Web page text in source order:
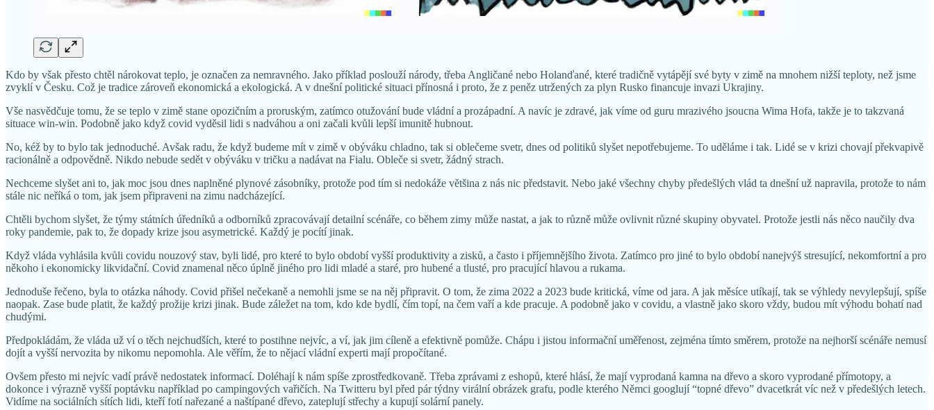
Kdo by však přesto chtěl nárokovat teplo, je označen za nemravného. Jako příklad poslouží národy, třeba Angličané nebo Holanďané, které tradičně vytápějí své byty v zimě na mnohem nižší teploty, než jsme
zvyklí v Česku. Což je tradice zároveň ekonomická a ekologická. A v dnešní politické situaci přínosná i proto, že z peněz utržených za plyn Rusko financuje invazi Ukrajiny.
Vše nasvědčuje tomu, že se teplo v zimě stane opozičním a proruským, zatímco otužování bude vládní a prozápadní. A navíc je zdravé, jak víme od guru mrazivého jsoucna Wima Hofa, takže je to takzvaná
situace win-win. Podobně jako když covid vyděsil lidi s nadváhou a oni začali kvůli lepší imunitě hubnout.
No, kéž by to bylo tak jednoduché. Avšak radu, že když budeme mít v zimě v obýváku chladno, tak si oblečeme svetr, dnes od politiků slyšet nepotřebujeme. To uděláme i tak. Lidé se v krizi chovají překvapivě
racionálně a odpovědně. Nikdo nebude sedět v obýváku v tričku a nadávat na Fialu. Obleče si svetr, žádný strach.
Nechceme slyšet ani to, jak moc jsou dnes naplněné plynové zásobníky, protože pod tím si nedokáže většina z nás nic představit. Nebo jaké všechny chyby předešlých vlád ta dnešní už napravila, protože to nám
stále nic neříká o tom, jak jsem připraveni na zimu nadcházející.
Chtěli bychom slyšet, že týmy státních úředníků a odborníků zpracovávají detailní scénáře, co během zimy může nastat, a jak to různě může ovlivnit různé skupiny obyvatel. Protože jestli nás něco naučily dva
roky pandemie, pak to, že dopady krize jsou asymetrické. Každý je pocítí jinak.
Když vláda vyhlásila kvůli covidu nouzový stav, byli lidé, pro které to bylo období vyšší produktivity a zisků, a často i příjemnějšího života. Zatímco pro jiné to bylo období nanejvýš stresující, nekomfortní a pro
někoho i ekonomicky likvidační. Covid znamenal něco úplně jiného pro lidi mladé a staré, pro hubené a tlusté, pro pracující hlavou a rukama.
Jednoduše řečeno, byla to otázka náhody. Covid přišel nečekaně a nemohli jsme se na něj připravit. O tom, že zima 2022 a 2023 bude kritická, víme od jara. A jak měsíce utíkají, tak se výhledy nevylepšují, spíše
naopak. Zase bude platit, že každý prožije krizi jinak. Bude záležet na tom, kdo kde bydlí, čím topí, na čem vaří a kde pracuje. A podobně jako v covidu, a vlastně jako skoro vždy, budou mít výhodu bohatí nad
chudými.
Předpokládám, že vláda už ví o těch nejchudších, které to postihne nejvíc, a ví, jak jim cíleně a efektivně pomůže. Chápu i jistou informační uměřenost, zejména tímto směrem, protože na nejhorší scénáře nemusí
dojít a vyšší nervozita by nikomu nepomohla. Ale věřím, že to nějací vládní experti mají propočítané.
Ovšem přesto mi nejvíc vadí právě nedostatek informací. Doléhají k nám spíše zprostředkovaně. Třeba zprávami z eshopů, které hlásí, že mají vyprodaná kamna na dřevo a skoro vyprodané přímotopy, a
dokonce i výrazně vyšší poptávku například po campingových vařičích. Na Twitteru byl před pár týdny virální obrázek grafu, podle kterého Němci googlují “topné dřevo” dvacetkrát víc než v předešlých letech.
Vidíme na sociálních sítích lidi, kteří fotí nařezané a naštípané dřevo, zateplují střechy a kupují solární panely.